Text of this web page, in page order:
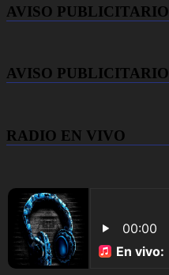
AVISO PUBLICITARIO
AVISO PUBLICITARIO
RADIO EN VIVO